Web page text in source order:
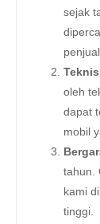
sejak
oleh
dapat
mobil
tahun.
kami
tinggi.